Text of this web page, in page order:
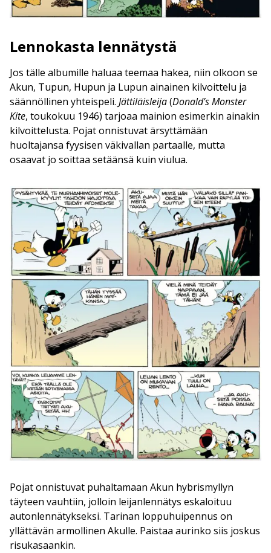
Lennokasta lennätystä
Jos tälle albumille haluaa teemaa hakea, niin olkoon se
Akun, Tupun, Hupun ja Lupun ainainen kilvoittelu ja
säännöllinen yhteispeli. Jättiläisleija(Donald’s Monster
Kite, toukokuu 1946) tarjoaa mainion esimerkin ainakin
kilvoittelusta. Pojat onnistuvat ärsyttämään
huoltajansa fyysisen väkivallan partaalle, mutta
osaavat jo soittaa setäänsä kuin viulua.
Pojat onnistuvat puhaltamaan Akun hybrismyllyn
täyteen vauhtiin, jolloin leijanlennätys eskaloituu
autonlennätykseksi. Tarinan loppuhuipennus on
yllättävän armollinen Akulle. Paistaa aurinko siis joskus
risukasaankin.